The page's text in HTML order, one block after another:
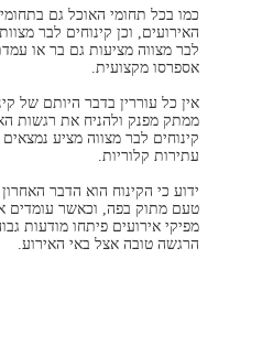
כמו בכל תחומי האוכל גם
האירועים, וכן קינוחים לבר
לבר מצווה מציעות גם בר או
אספרסו מקצועית.
אין כל עוררין בדבר היותם של
ממתק מפנק ולהניח את רגשות
קינוחים לבר מצווה מציע
עתירות קלוריות.
ידוע כי הקינוח הוא הדבר
טעם מתוק בפה, וכאשר עומדים
מפיקי אירועים פיתחו מודעות
הרגשה טובה אצל באי האירוע.